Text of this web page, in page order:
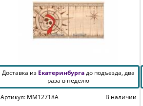
Доставка из Екатеринбургадо подъезда, два
раза в неделю
Артикул: MM12718A
В наличии